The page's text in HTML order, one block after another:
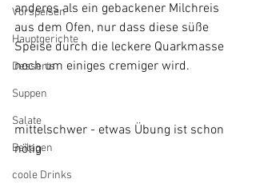
Vorspeisen
Hauptgerichte
Desserts
Suppen
Salate
Beilagen
coole Drinks
anderes als ein gebackener Milchreis
aus dem Ofen, nur dass diese süße
Speise durch die leckere Quarkmasse
noch um einiges cremiger wird.
mittelschwer - etwas Übung ist schon
nötig